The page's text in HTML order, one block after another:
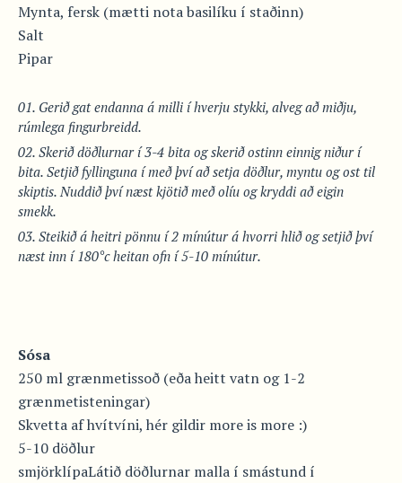
Mynta, fersk (mætti nota basilíku í staðinn)
Salt
Pipar
Gerið gat endanna á milli í hverju stykki, alveg að miðju,
rúmlega fingurbreidd.
Skerið döðlurnar í 3-4 bita og skerið ostinn einnig niður í
bita. Setjið fyllinguna í með því að setja döðlur, myntu og ost til
skiptis. Nuddið því næst kjötið með olíu og kryddi að eigin
smekk.
Steikið á heitri pönnu í 2 mínútur á hvorri hlið og setjið því
næst inn í 180°c heitan ofn í 5-10 mínútur.
Sósa
250 ml grænmetissoð (eða heitt vatn og 1-2
grænmetisteningar)
Skvetta af hvítvíni, hér gildir more is more :)
5-10 döðlur
smjörklípaLátið döðlurnar malla í smástund í